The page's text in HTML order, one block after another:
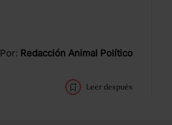
Por: Redacción Animal Político
Leer después